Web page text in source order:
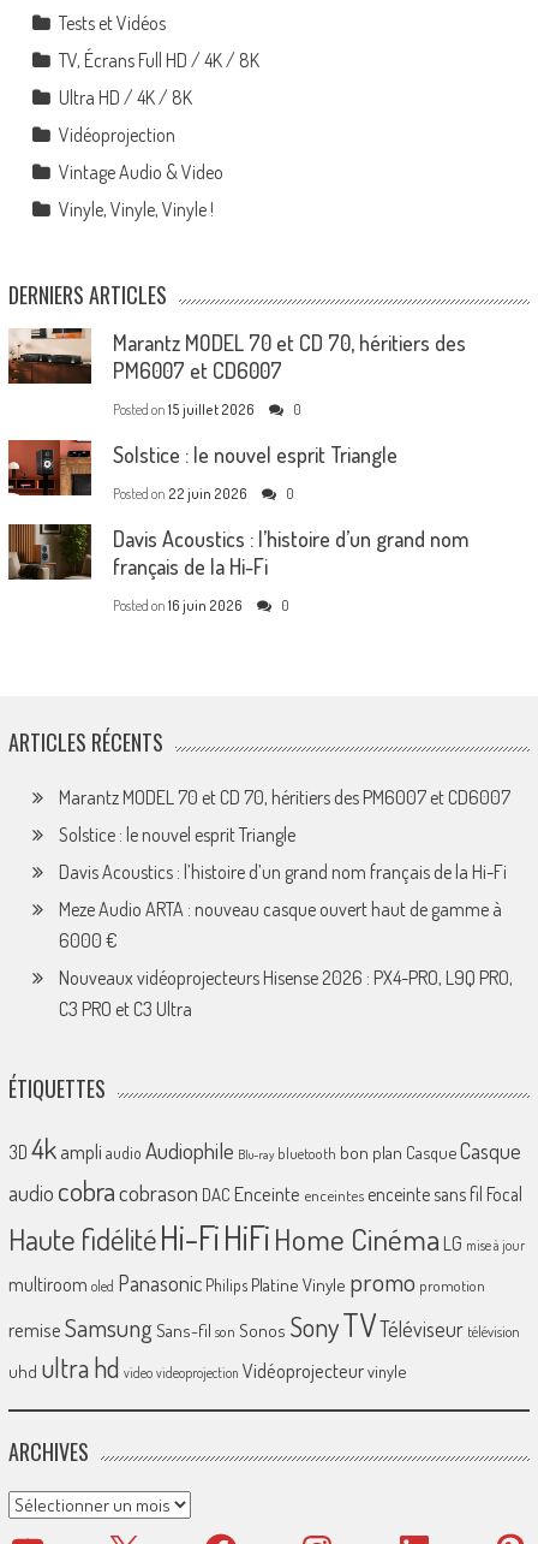
Tests et Vidéos
TV, Écrans Full HD / 4K / 8K
Ultra HD / 4K / 8K
Vidéoprojection
Vintage Audio & Video
Vinyle, Vinyle, Vinyle !
DERNIERS ARTICLES
Marantz MODEL 70 et CD 70, héritiers des
PM6007 et CD6007
Posted on 15 juillet 2026 0
Solstice : le nouvel esprit Triangle
Posted on 22 juin 2026 0
Davis Acoustics : l’histoire d’un grand nom
français de la Hi-Fi
Posted on 16 juin 2026 0
ARTICLES RÉCENTS
Marantz MODEL 70 et CD 70, héritiers des PM6007 et CD6007
Solstice : le nouvel esprit Triangle
Davis Acoustics : l’histoire d’un grand nom français de la Hi-Fi
Meze Audio ARTA : nouveau casque ouvert haut de gamme à
6000 €
Nouveaux vidéoprojecteurs Hisense 2026 : PX4-PRO, L9Q PRO,
C3 PRO et C3 Ultra
ÉTIQUETTES
3D 4k ampliaudio Audiophile Blu-ray bluetooth bon plan CasqueCasque
audio cobracobrason DAC Enceinte enceintes enceinte sans fil Focal
Haute fidélitéHi-FiHiFiHome Cinéma LG mise à jour
multiroom oled Panasonic Philips Platine Vinyle promo promotion
remiseSamsungSans-fil son Sonos SonyTVTéléviseur télévision
uhd ultra hd video videoprojection Vidéoprojecteurvinyle
ARCHIVES
Archives